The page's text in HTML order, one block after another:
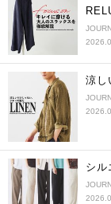
涼し
シル